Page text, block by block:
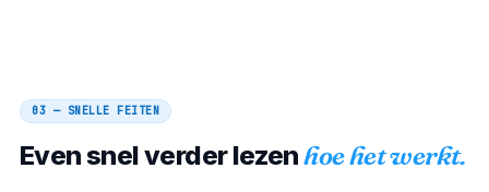
03 — SNELLE FEITEN
Even snel verder lezenhoe het werkt.